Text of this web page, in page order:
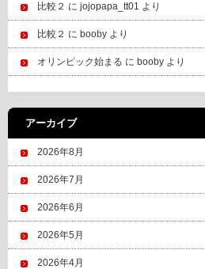
比較２ に jojopapa_tt01 より
比較２ に booby より
オリンピック始まる に booby より
アーカイブ
2026年8月
2026年7月
2026年6月
2026年5月
2026年4月